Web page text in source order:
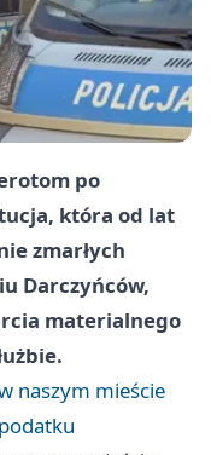
po
która od lat
zmarłych
Darczyńców,
materialnego
naszym mieście